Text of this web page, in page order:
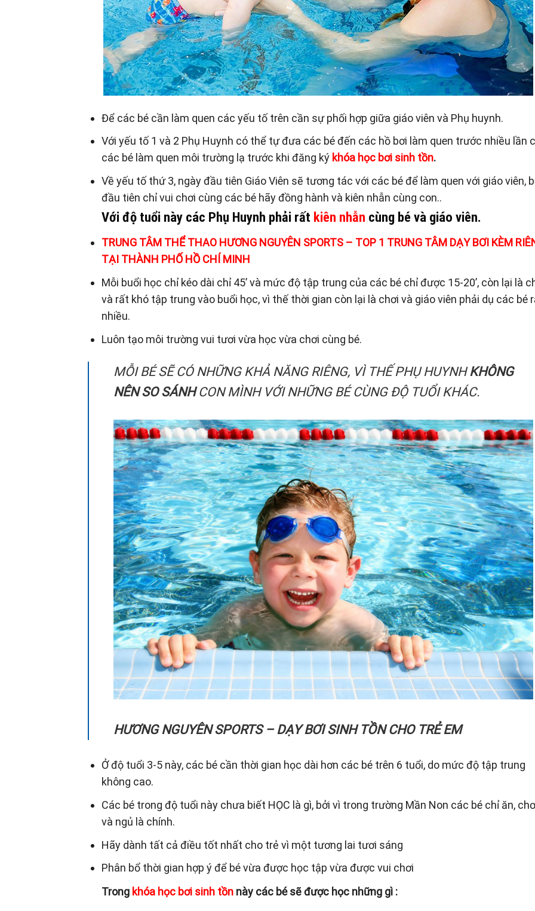
Để các bé cần làm quen các yếu tố trên cần sự phối hợp giữa giáo viên và Phụ huynh.
Với yếu tố 1 và 2 Phụ Huynh có thể tự đưa các bé đến các hồ bơi làm quen trước nhiều lần
các bé làm quen môi trường lạ trước khi đăng ký khóa học bơi sinh tồn.
Về yếu tố thứ 3, ngày đầu tiên Giáo Viên sẽ tương tác với các bé để làm quen với giáo viên,
đầu tiên chỉ vui chơi cùng các bé hãy đồng hành và kiên nhẫn cùng con..
Với độ tuổi này các Phụ Huynh phải rất kiên nhẫn cùng bé và giáo viên.
TRUNG TÂM THỂ THAO HƯƠNG NGUYÊN SPORTS – TOP 1 TRUNG TÂM DẠY BƠI KÈM
TẠI THÀNH PHỐ HỒ CHÍ MINH
Mỗi buổi học chỉ kéo dài chỉ 45’ và mức độ tập trung của các bé chỉ được 15-20’, còn lại là
và rất khó tập trung vào buổi học, vì thế thời gian còn lại là chơi và giáo viên phải dụ các bé
nhiều.
Luôn tạo môi trường vui tươi vừa học vừa chơi cùng bé.
MỖI BÉ SẼ CÓ NHỮNG KHẢ NĂNG RIÊNG, VÌ THẾ PHỤ HUYNHKHÔNG
NÊN SO SÁNHCON MÌNH VỚI NHỮNG BÉ CÙNG ĐỘ TUỔI KHÁC.
HƯƠNG NGUYÊN SPORTS – DẠY BƠI SINH TỒN CHO TRẺ EM
Ở độ tuổi 3-5 này, các bé cần thời gian học dài hơn các bé trên 6 tuổi, do mức độ tập trung
không cao.
Các bé trong độ tuổi này chưa biết HỌC là gì, bởi vì trong trường Mần Non các bé chỉ ăn,
và ngủ là chính.
Hãy dành tất cả điều tốt nhất cho trẻ vì một tương lai tươi sáng
Phân bổ thời gian hợp ý để bé vừa được học tập vừa được vui chơi
Trong khóa học bơi sinh tồn này các bé sẽ được học những gì :